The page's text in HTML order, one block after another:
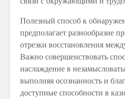
Полезный способ к
предполагает разнообразие
отрезки восстановления
Важно совершенствовать
наслаждение в
выполняя осознанность и
доступные способности в